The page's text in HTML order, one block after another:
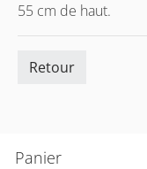
Panier
55 cm de haut.
Retour